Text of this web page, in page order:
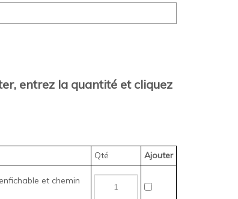
entrez la quantité et cliquez
Qté Ajouter
et chemin